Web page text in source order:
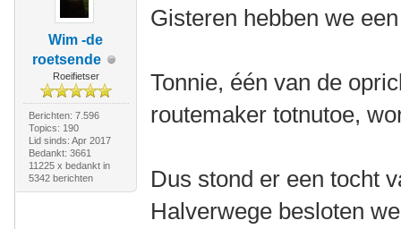
Wim -de
roetsende
Roeifietser
Berichten: 7.596
Topics: 190
Lid sinds: Apr 2017
Bedankt: 3661
11225 x bedankt in
5342 berichten
Gisteren hebben we
Tonnie, één van de
routemaker totnutoe,
Dus stond er een tocht
Halverwege besloten